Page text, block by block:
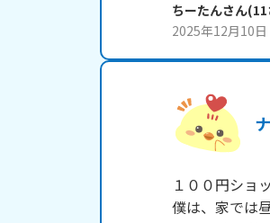
ちーたんさん(11
2025年12月10日
１００円ショ
僕は、家では